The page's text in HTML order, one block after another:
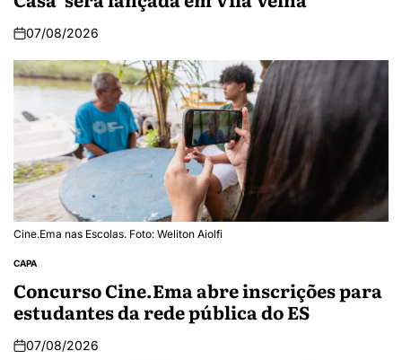
07/08/2026
Cine.Ema nas Escolas. Foto: Weliton Aiolfi
CAPA
Concurso Cine.Ema abre inscrições para
estudantes da rede pública do ES
07/08/2026